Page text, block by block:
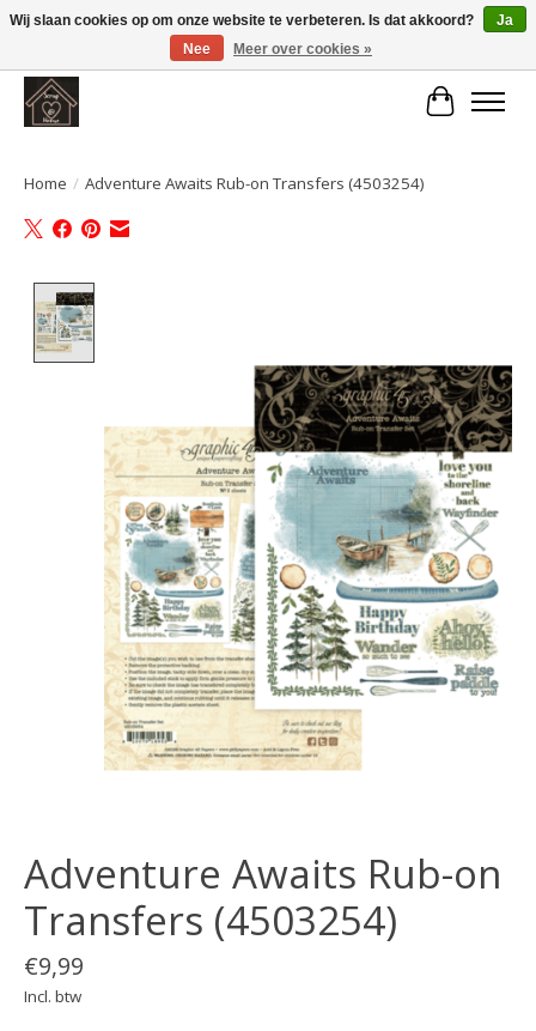
Large selection of products and fast shipping!
Home / Adventure Awaits Rub-on Transfers (4503254)
Adventure Awaits Rub-on
Transfers (4503254)
€9,99
Incl. btw
Wij slaan cookies op om onze website te verbeteren. Is dat akkoord?
Ja
Nee
Meer over cookies »